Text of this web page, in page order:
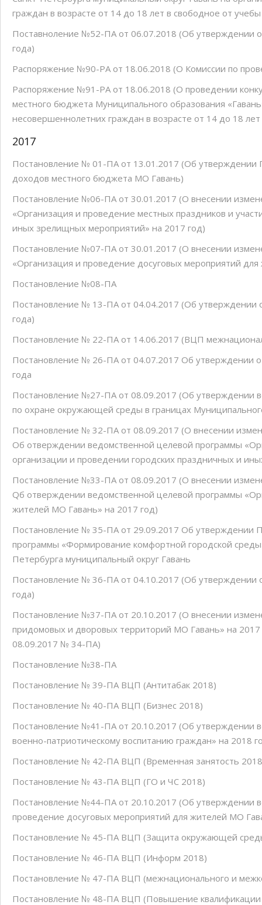
граждан в возрасте от 14 до 18 лет в свободное от
Поставноление №52-ПА от 06.07.2018 (Об утверждении
года)
Распоряжение №90-РА от 18.06.2018 (О Комиссии по
Распоряжение №91-РА от 18.06.2018 (О проведении
местного бюджета Муниципального образования
несовершеннолетних граждан в возрасте от 14 до 18
2017
Постановление № 01-ПА от 13.01.2017 (Об утверждении
доходов местного бюджета МО Гавань)
Постановление №06-ПА от 30.01.2017 (О внесении
«Организация и проведение местных праздников и
иных зрелищных мероприятий» на 2017 год)
Постановление №07-ПА от 30.01.2017 (О внесении
«Организация и проведение досуговых мероприятий
Постановление №08-ПА
Постановление № 13-ПА от 04.04.2017 (Об утверждении
года)
Постановление № 22-ПА от 14.06.2017 (ВЦП
Постановление № 26-ПА от 04.07.2017 Об утверждении
года
Постановление №27-ПА от 08.09.2017 (Об утверждении
по охране окружающей среды в границах
Постановление № 32-ПА от 08.09.2017 (О внесении
Об отверждении ведомственной целевой программы
организации и проведении городских праздничных и
Постановление №33-ПА от 08.09.2017 (О внесении
Qб отверждении ведомственной целевой программы
жителей МО Гавань» на 2017 год)
Постановление № 35-ПА от 29.09.2017 Об утверждении
программы «Формирование комфортной городской
Петербурга муниципальный округ Гавань
Постановление № 36-ПА от 04.10.2017 (Об утверждении
года)
Постановление №37-ПА от 20.10.2017 (О внесении
придомовых и дворовых территорий МО Гавань» на
08.09.2017 № 34-ПА)
Постановление №38-ПА
Постановление № 39-ПА ВЦП (Антитабак 2018)
Постановление № 40-ПА ВЦП (Бизнес 2018)
Постановление №41-ПА от 20.10.2017 (Об утверждении
военно-патриотическому воспитанию граждан» на 2018
Постановление № 42-ПА ВЦП (Временная занятость
Постановление № 43-ПА ВЦП (ГО и ЧС 2018)
Постановление №44-ПА от 20.10.2017 (Об утверждении
проведение досуrовых мероприятий для жителей МО
Постановление № 45-ПА ВЦП (Защита окружающей
Постановление № 46-ПА ВЦП (Информ 2018)
Постановление № 47-ПА ВЦП (межнационального и
Постановление № 48-ПА ВЦП (Повышение